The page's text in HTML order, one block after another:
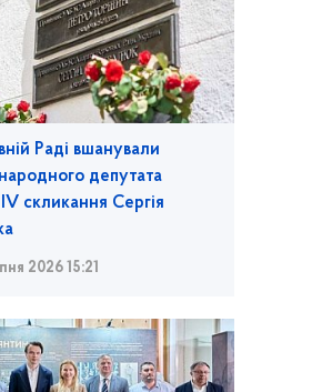
Раді вшанували
депутата
скликання Сергія
2026 15:21